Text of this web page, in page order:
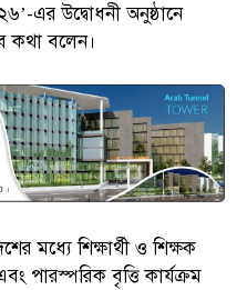
এর উদ্বোধনী অনুষ্ঠানে
কথা বলেন।
মধ্যে শিক্ষার্থী ও শিক্ষক
পারস্পরিক বৃত্তি কার্যক্রম